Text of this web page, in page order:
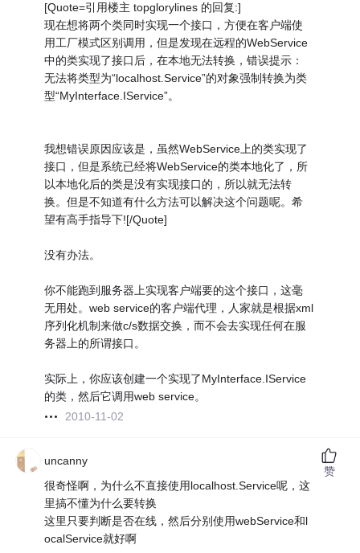
[Quote=引用楼主 topglorylines 的回复:]
现在想将两个类同时实现一个接口，方便在客户端使
用工厂模式区别调用，但是发现在远程的WebService
中的类实现了接口后，在本地无法转换，错误提示：
无法将类型为“localhost.Service”的对象强制转换为类
型“MyInterface.IService”。
我想错误原因应该是，虽然WebService上的类实现了
接口，但是系统已经将WebService的类本地化了，所
以本地化后的类是没有实现接口的，所以就无法转
换。但是不知道有什么方法可以解决这个问题呢。希
望有高手指导下![/Quote]
没有办法。
你不能跑到服务器上实现客户端要的这个接口，这毫
无用处。web service的客户端代理，人家就是根据xml
序列化机制来做c/s数据交换，而不会去实现任何在服
务器上的所谓接口。
实际上，你应该创建一个实现了MyInterface.IService
的类，然后它调用web service。
2010-11-02
uncanny
很奇怪啊，为什么不直接使用localhost.Service呢，这
里搞不懂为什么要转换
这里只要判断是否在线，然后分别使用webService和l
ocalService就好啊
赞